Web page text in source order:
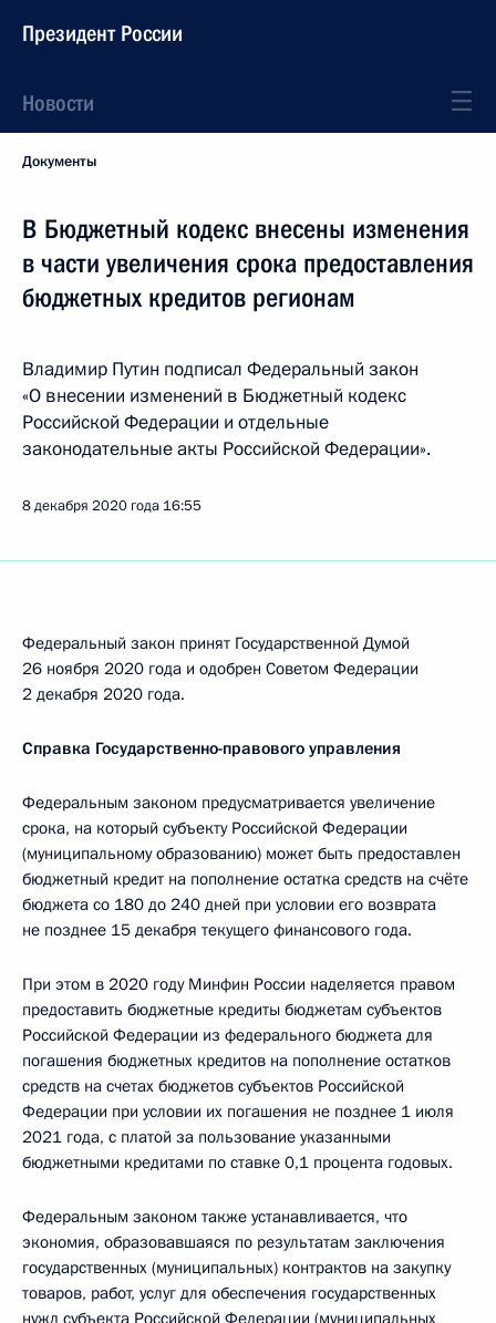
Президент России
Новости
Документы
В Бюджетный кодекс внесены изменения
в части увеличения срока предоставления
бюджетных кредитов регионам
Владимир Путин подписал Федеральный закон
«О внесении изменений в Бюджетный кодекс
Российской Федерации и отдельные
законодательные акты Российской Федерации».
8 декабря 2020 года 16:55
Федеральный закон принят Государственной Думой
26 ноября 2020 года и одобрен Советом Федерации
2 декабря 2020 года.
Справка Государственно-правового управления
Федеральным законом предусматривается увеличение
срока, на который субъекту Российской Федерации
(муниципальному образованию) может быть предоставлен
бюджетный кредит на пополнение остатка средств на счёте
бюджета со 180 до 240 дней при условии его возврата
не позднее 15 декабря текущего финансового года.
При этом в 2020 году Минфин России наделяется правом
предоставить бюджетные кредиты бюджетам субъектов
Российской Федерации из федерального бюджета для
погашения бюджетных кредитов на пополнение остатков
средств на счетах бюджетов субъектов Российской
Федерации при условии их погашения не позднее 1 июля
2021 года, с платой за пользование указанными
бюджетными кредитами по ставке 0,1 процента годовых.
Федеральным законом также устанавливается, что
экономия, образовавшаяся по результатам заключения
государственных (муниципальных) контрактов на закупку
товаров, работ, услуг для обеспечения государственных
нужд субъекта Российской Федерации (муниципальных